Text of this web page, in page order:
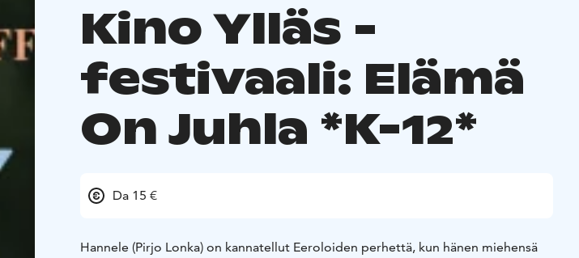
Kino Ylläs -
festivaali: Elämä
On Juhla *K-12*
Da 15 €
Hannele (Pirjo Lonka) on kannatellut Eeroloiden perhettä, kun hänen miehensä